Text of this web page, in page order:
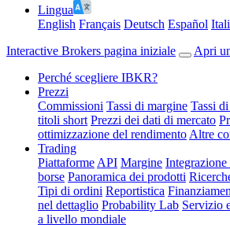
Lingua
English Français Deutsch Español
Interactive Brokers pagina iniziale
Apri
Perché scegliere IBKR?
Prezzi
Commissioni Tassi di margine Tassi
titoli short Prezzi dei dati di mercato
ottimizzazione del rendimento Altre
Trading
Piattaforme API Margine
borse Panoramica dei prodotti
Tipi di ordini Reportistica
nel dettaglio Probability Lab Servizio
a livello mondiale